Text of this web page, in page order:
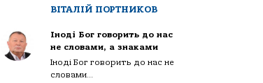
ВІТАЛІЙ ПОРТНИКОВ
Іноді Бог говорить до нас
не словами, а знаками
Іноді Бог говорить до нас не
словами...